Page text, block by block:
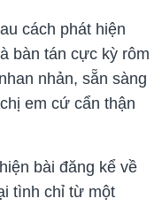
cách phát hiện
bàn tán cực kỳ rôm
nhản, sẵn sàng
em cứ cẩn thận
bài đăng kể về
tình chỉ từ một